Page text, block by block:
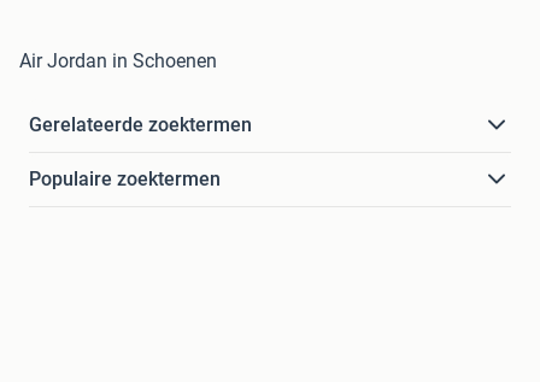
Air Jordan in Schoenen
Gerelateerde zoektermen
Populaire zoektermen